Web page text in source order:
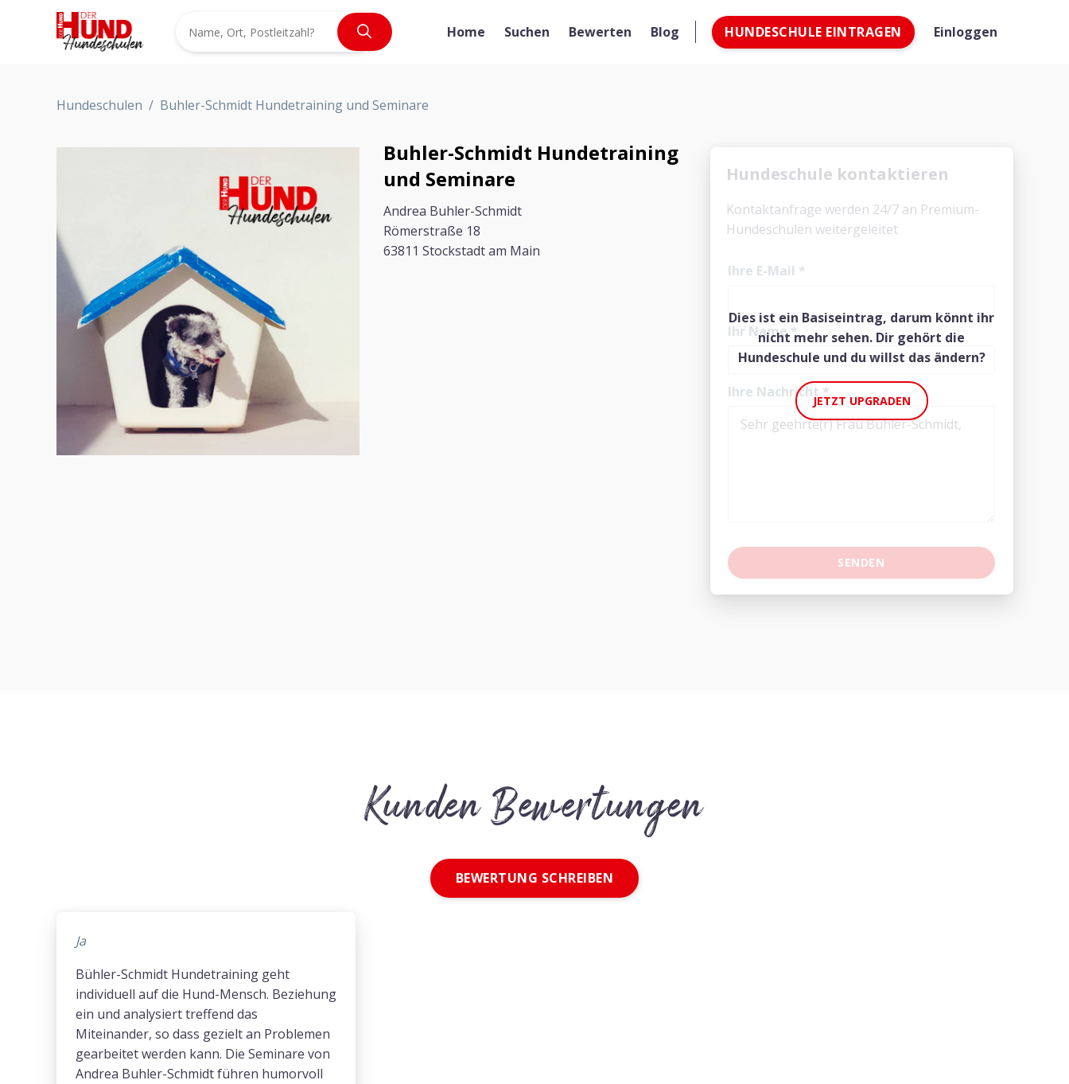
Home Suchen Bewerten Blog HUNDESCHULE EINTRAGEN Einloggen
Hundeschulen / Buhler-Schmidt Hundetraining und Seminare
Buhler-Schmidt Hundetraining
und Seminare
Andrea Buhler-Schmidt
Römerstraße 18
63811 Stockstadt am Main
Dies ist ein Basiseintrag, darum könnt ihr
nicht mehr sehen. Dir gehört die
Hundeschule und du willst das ändern?
JETZT UPGRADEN
Hundeschule kontaktieren
Kontaktanfrage werden 24/7 an Premium-
Hundeschulen weitergeleitet
Ihre E-Mail *
Ihr Name*
Ihre Nachricht *
Kunden Bewertungen
BEWERTUNG SCHREIBEN
Ja
Bühler-Schmidt Hundetraining geht
individuell auf die Hund-Mensch. Beziehung
ein und analysiert treffend das
Miteinander, so dass gezielt an Problemen
gearbeitet werden kann. Die Seminare von
Andrea Buhler-Schmidt führen humorvoll